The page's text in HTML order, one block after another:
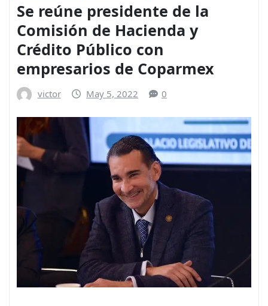
Se reúne presidente de la
Comisión de Hacienda y
Crédito Público con
empresarios de Coparmex
victor May 5, 2022 0